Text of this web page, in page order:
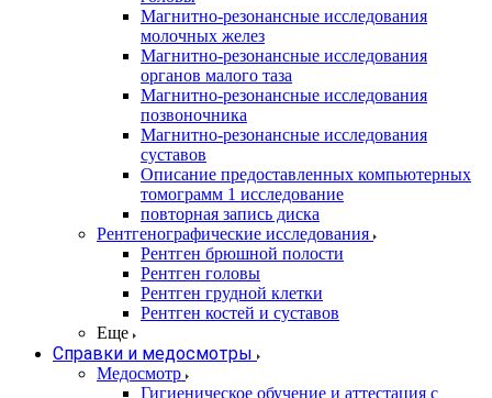
Магнитно-резонансные исследования
молочных желез
Магнитно-резонансные исследования
органов малого таза
Магнитно-резонансные исследования
позвоночника
Магнитно-резонансные исследования
суставов
Описание предоставленных компьютерных
томограмм 1 исследование
повторная запись диска
Рентгенографические исследования
Рентген брюшной полости
Рентген головы
Рентген грудной клетки
Рентген костей и суставов
Еще
Справки и медосмотры
Медосмотр
Гигиеническое обучение и аттестация с